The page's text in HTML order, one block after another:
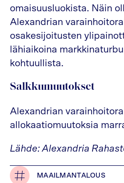
omaisuusluokista. Näin
Alexandrian
osakesijoitusten
lähiaikoina
kohtuullista.
Salkkumuutokset
Alexandrian
allokaatiomuutoksia
Lähde: Alexandria
MAAILMANTALOUS